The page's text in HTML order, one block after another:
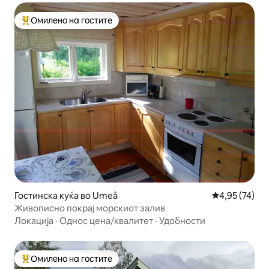
Меѓу најуспешните „Омилени на гостите“
Омилено на гостите
Гостинска куќа во Umeå Просечна
4,95 (74)
Живописно покрај морскиот залив
Локација · Однос цена/квалитет · Удобности
Меѓу најуспешните „Омилени на гостите“
Омилено на гостите